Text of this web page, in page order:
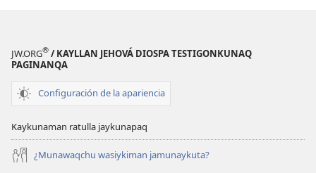
JW.ORG® / KAYLLAN JEHOVÁ DIOSPA TESTIGONKUNAQ
PAGINANQA
Configuración de la apariencia
Kaykunaman ratulla jaykunapaq
¿Munawaqchu wasiykiman jamunaykuta?